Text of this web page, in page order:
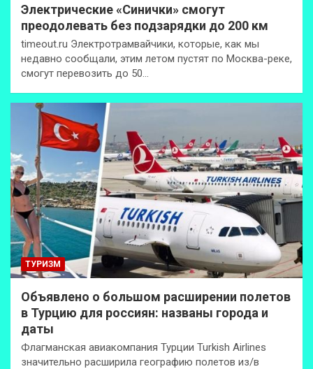
Электрические «Синички» смогут
преодолевать без подзарядки до 200 км
timeout.ru Электротрамвайчики, которые, как мы
недавно сообщали, этим летом пустят по Москва-реке,
смогут перевозить до 50…
ТУРИЗМ
Объявлено о большом расширении полетов
в Турцию для россиян: названы города и
даты
Флагманская авиакомпания Турции Turkish Airlines
значительно расширила географию полетов из/в